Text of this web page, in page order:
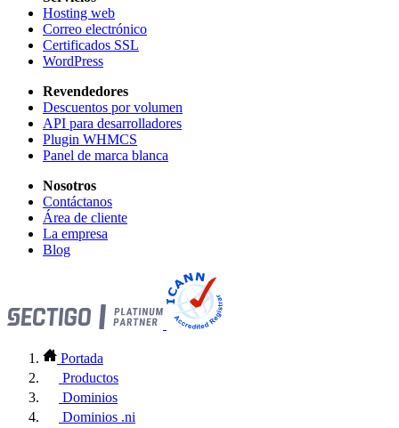
Hosting web
Correo electrónico
Certificados SSL
WordPress
Revendedores
Descuentos por volumen
API para desarrolladores
Plugin WHMCS
Panel de marca blanca
Nosotros
Contáctanos
Área de cliente
La empresa
Blog
Portada
Productos
Dominios
Dominios .ni